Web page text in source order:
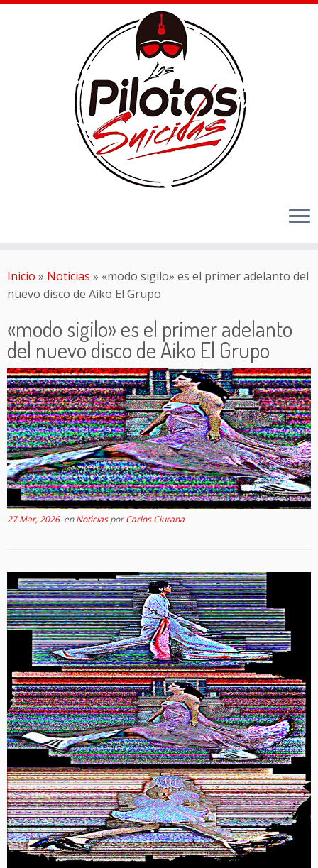
Inicio » Noticias » «modo sigilo» es el primer adelanto del
nuevo disco de Aiko El Grupo
«modo sigilo» es el primer adelanto
del nuevo disco de Aiko El Grupo
27 Mar, 2026enNoticiasporCarlos Ciurana